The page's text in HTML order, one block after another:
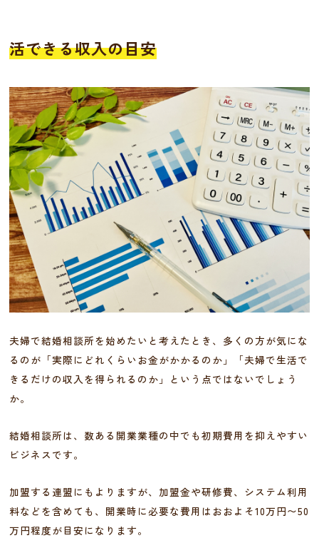
活できる収入の目安
夫婦で結婚相談所を始めたいと考えたとき、多くの方が気にな
るのが「実際にどれくらいお金がかかるのか」「夫婦で生活で
きるだけの収入を得られるのか」という点ではないでしょう
か。
結婚相談所は、数ある開業業種の中でも初期費用を抑えやすい
ビジネスです。
加盟する連盟にもよりますが、加盟金や研修費、システム利用
料などを含めても、開業時に必要な費用はおおよそ10万円〜50
万円程度が目安になります。